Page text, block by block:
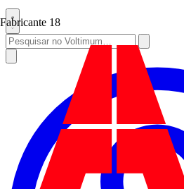
Fabricante 18